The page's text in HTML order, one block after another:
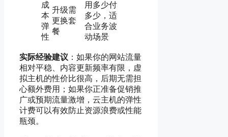
成
本
弹
性
升级需
更换套
餐
用多少付
多少，适
合业务波
动场景
实际经验建议 ：如果你的网站流量
相对平稳、内容更新频率有限，虚
拟主机的性价比很高，后期无需担
心额外费用；如果你正准备促销推
广或预期流量激增，云主机的弹性
计费可以有效防止资源浪费或性能
瓶颈。